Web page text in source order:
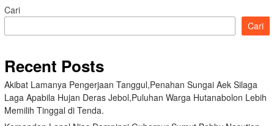
Cari
Cari
Recent Posts
Akibat Lamanya Pengerjaan Tanggul,Penahan Sungai Aek Silaga
Laga Apabila Hujan Deras Jebol,Puluhan Warga Hutanabolon Lebih
Memilih Tinggal di Tenda.